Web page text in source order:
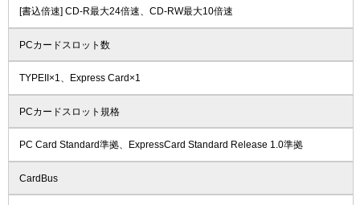
[書込倍速] CD-R最大24倍速、CD-RW最大10倍速
PCカードスロット数
TYPEII×1、Express Card×1
PCカードスロット規格
PC Card Standard準拠、ExpressCard Standard Release 1.0準拠
CardBus